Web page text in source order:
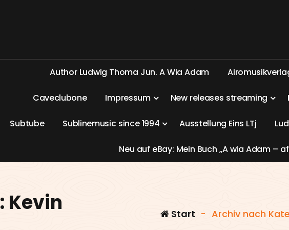
Author Ludwig Thoma Jun. AWia Adam Airomusikverla
Caveclubone Impressum New releases streaming
Subtube Sublinemusic since1994 Ausstellung Eins LTj Lud
Neu auf eBay: Mein Buch „Awia Adam – af
Kevin
Start - Archiv nach